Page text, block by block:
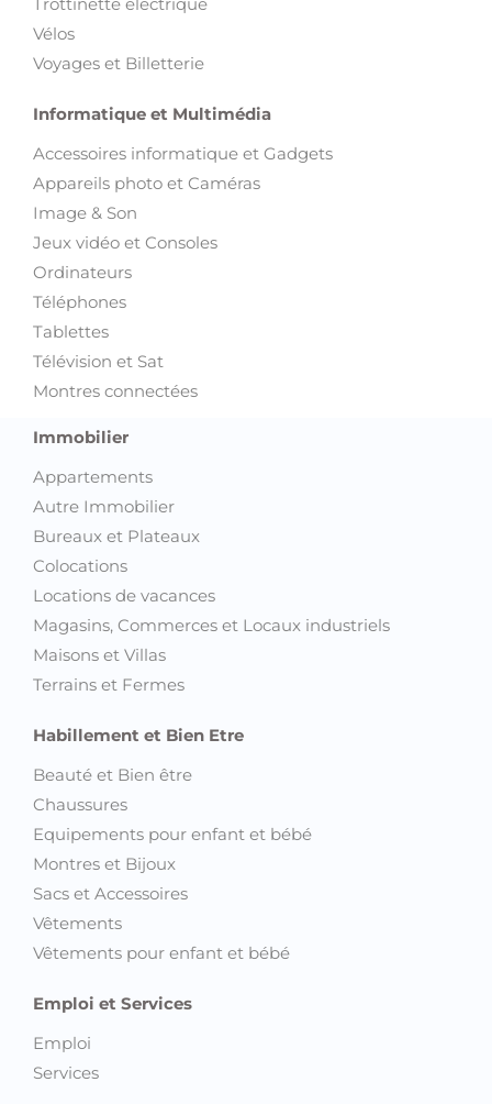
Vélos
Voyages et Billetterie
Informatique et Multimédia
Accessoires informatique et Gadgets
Appareils photo et Caméras
Image & Son
Jeux vidéo et Consoles
Ordinateurs
Téléphones
Tablettes
Télévision et Sat
Montres connectées
Immobilier
Appartements
Autre Immobilier
Bureaux et Plateaux
Colocations
Locations de vacances
Magasins, Commerces et Locaux industriels
Maisons et Villas
Terrains et Fermes
Habillement et Bien Etre
Beauté et Bien être
Chaussures
Equipements pour enfant et bébé
Montres et Bijoux
Sacs et Accessoires
Vêtements
Vêtements pour enfant et bébé
Emploi et Services
Emploi
Services